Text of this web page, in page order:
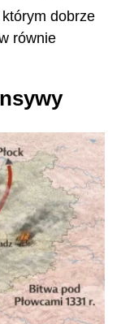
dobrze
równie